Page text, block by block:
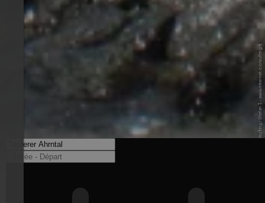
© Internet Consulting / Stefan T. - www.internet-consulting.it